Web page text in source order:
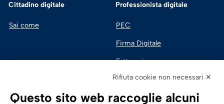
Cittadino digitale
Sai come
Professionista digitale
PEC
Firma Digitale
Fatturazione
Rifiuta cookie non necessari ✕
Questo sito web raccoglie alcuni